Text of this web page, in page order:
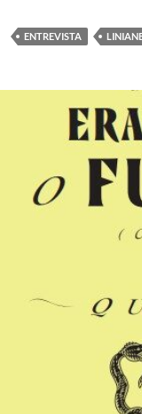
ENTREVISTA